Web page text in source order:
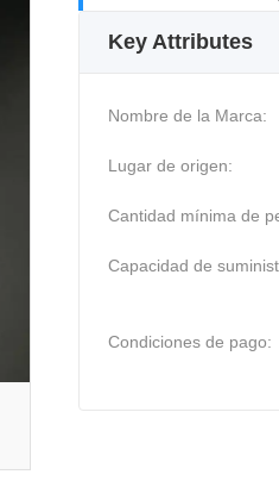
Key Attributes
Nombre de la Marca:
Lugar de origen:
Cantidad mínima de
Capacidad de
Condiciones de pago: